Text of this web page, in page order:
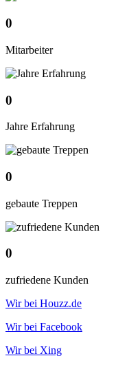
0
Mitarbeiter
0
Jahre Erfahrung
0
gebaute Treppen
0
zufriedene Kunden
Wir bei Houzz.de
Wir bei Facebook
Wir bei Xing